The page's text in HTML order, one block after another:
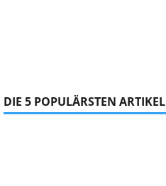
DIE 5 POPULÄRSTEN ARTIKEL